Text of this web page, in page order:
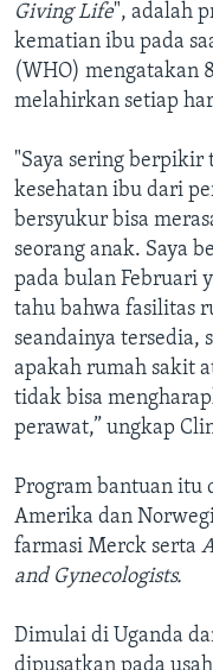
Giving Life", adalah
kematian ibu pada
(WHO) mengatakan
melahirkan setiap
"Saya sering berpikir
kesehatan ibu dari
bersyukur bisa
seorang anak. Saya
pada bulan Februari
tahu bahwa fasilitas
seandainya tersedia,
apakah rumah sakit
tidak bisa
perawat,” ungkap
Program bantuan itu
Amerika dan
farmasi Merck serta
and Gynecologists.
Dimulai di Uganda